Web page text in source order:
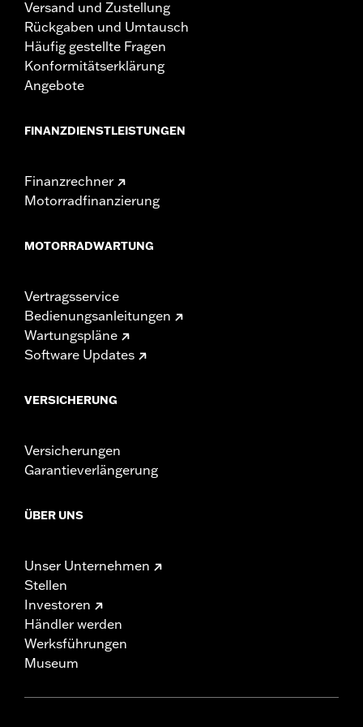
Versand und Zustellung
Rückgaben und Umtausch
Häufig gestellte Fragen
Konformitätserklärung
Angebote
FINANZDIENSTLEISTUNGEN
Finanzrechner
Motorradfinanzierung
MOTORRADWARTUNG
Vertragsservice
Bedienungsanleitungen
Wartungspläne
Software Updates
VERSICHERUNG
Versicherungen
Garantieverlängerung
ÜBER UNS
Unser Unternehmen
Stellen
Investoren
Händler werden
Werksführungen
Museum